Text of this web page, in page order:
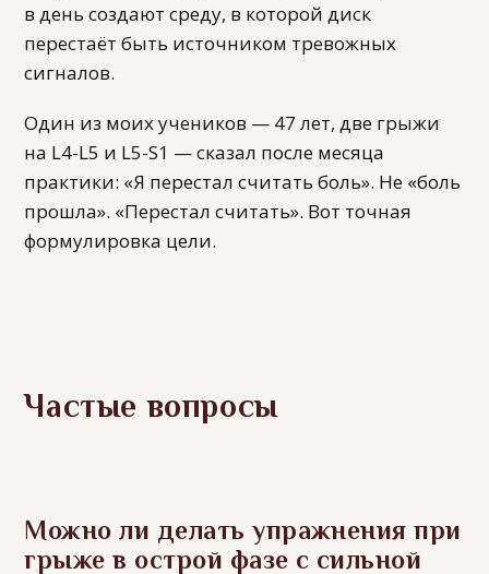
в день создают среду, в которой диск
перестаёт быть источником тревожных
сигналов.
Один из моих учеников — 47 лет, две грыжи
на L4-L5 и L5-S1 — сказал после месяца
практики: «Я перестал считать боль». Не «боль
прошла». «Перестал считать». Вот точная
формулировка цели.
Частые вопросы
Можно ли делать упражнения при
грыже в острой фазе с сильной